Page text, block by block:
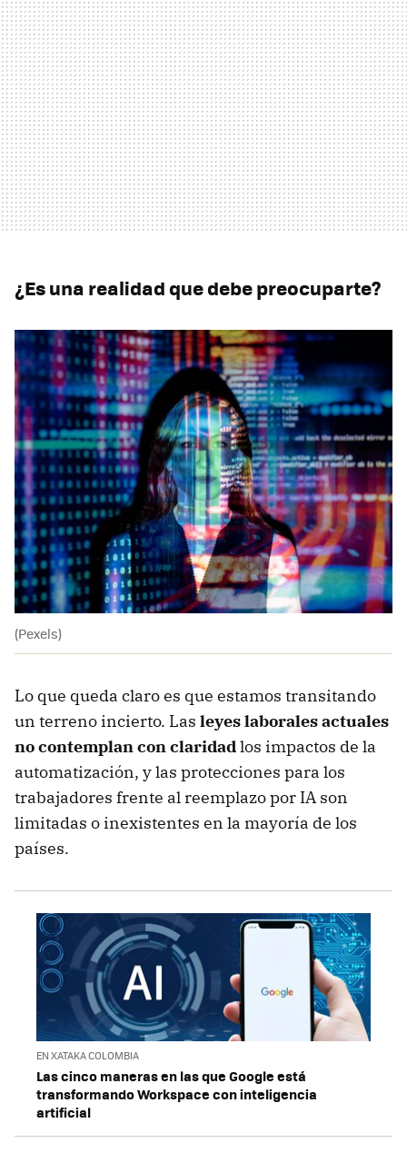
¿Es una realidad que debe preocuparte?
(Pexels)
Lo que queda claro es que estamos transitando
un terreno incierto. Las leyes laborales actuales
no contemplan con claridadlos impactos de la
automatización, y las protecciones para los
trabajadores frente al reemplazo por IA son
limitadas o inexistentes en la mayoría de los
países.
EN XATAKA COLOMBIA
Las cinco maneras en las que Google está
transformando Workspace con inteligencia
artificial